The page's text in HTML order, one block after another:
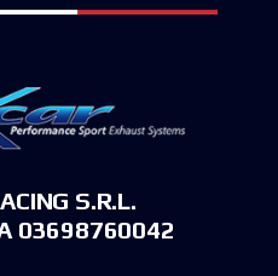
S.R.L.
03698760042